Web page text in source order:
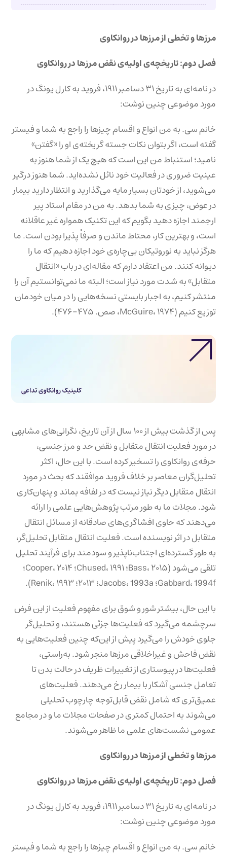
مرزها و تخطی از مرزها در روانکاوی
فصل دوم: تاریخچه‌ی اولیه‌ی نقض مرزها در روانکاوی
در نامه‌ای به تاریخ ۳۱ دسامبر ۱۹۱۱، فروید به کارل یونگ در
مورد موضوعی چنین نوشت:
خانم سی. به من انواع و اقسام چیزها را راجع به شما و فیستر
گفته است، اگر بتوان نکات جسته گریخته‌ی او را «گفتن»
نامید؛ استنباط من این است که هیچ یک از شما هنوز به
عینیت ضروری در فعالیت خود نائل نشده‌اید. شما هنوز درگیر
می‌شوید، از خودتان بسیار مایه می‌گذارید و انتظار دارید بیمار
در عوض، چیزی به شما بدهد. به من در مقام استاد پیر
ارجمند اجازه دهید بگویم که این تکنیک همواره غیر عاقلانه
است، و بهترین کار، محتاط ماندن و صرفاً پذیرا بودن است. ما
هرگز نباید به نوروتیکان بی‌چاره‌ی خود اجازه دهیم که ما را
دیوانه کنند. من اعتقاد دارم که مقاله‌ای در باب «انتقال
متقابل» به شدت مورد نیاز است؛ البته ما نمی‌توانستیم آن را
منتشر کنیم، به اجبار بایستی نسخه‌هایی را در میان خودمان
توزیع کنیم (McGuire، ۱۹۷۴، صص. ۴۷۵-۴۷۶).
پس از گذشت بیش از ۱۰۰ سال از آن تاریخ، نگرانی‌های مشابهی
در مورد فعلیت انتقال متقابل و نقض حد و مرز جنسی،
حرفه‌ی روانکاوی را تسخیر کرده است. با این حال، اکثر
تحلیل‌گران معاصر بر خلاف فروید موافقند که بحث در مورد
انتقال متقابل دیگر نیاز نیست که در لفافه بماند و پنهان‌کاری
شود. مجلات ما به طور مرتب پژوهش‌هایی علمی را ارائه
می‌دهند که حاوی افشاگری‌های صادقانه از مسائل انتقال
متقابل در اثر نویسنده است. فعلیت انتقال متقابل تحلیل‌گر،
به طور گسترده‌ای اجتناب‌ناپذیر و سودمند برای فرآیند تحلیل
تلقی می‌شود (Bass، ۲۰۱۵؛ Chused، ۱۹۹۱؛ Cooper، ۲۰۱۴؛
Gabbard، 1994f؛ Jacobs، 1993a؛ ۲۰۱۳؛ Renik، ۱۹۹۳).
با این حال، بیشتر شور و شوق برای مفهوم فعلیت از این فرض
سرچشمه می‌گیرد که فعلیت‌ها جزئی هستند، و تحلیل‌گر
جلوی خودش را می‌گیرد پیش از این‌که چنین فعلیت‌هایی به
نقض فاحش و غیراخلاقی مرزها منجر شود. به‌راستی،
فعلیت‌ها در پیوستاری از تغییرات ظریف در حالت بدن تا
تعامل جنسی آشکار با بیمار رخ می‌دهند. فعلیت‌های
عمیق‌تری که شامل نقض قابل‌توجه چارچوب تحلیلی
می‌شوند به احتمال کمتری در صفحات مجلات ما و در مجامع
عمومی نشست‌های علمی ما ظاهر می‌شوند.
مرزها و تخطی از مرزها در روانکاوی
فصل دوم: تاریخچه‌ی اولیه‌ی نقض مرزها در روانکاوی
در نامه‌ای به تاریخ ۳۱ دسامبر ۱۹۱۱، فروید به کارل یونگ در
مورد موضوعی چنین نوشت:
خانم سی. به من انواع و اقسام چیزها را راجع به شما و فیستر